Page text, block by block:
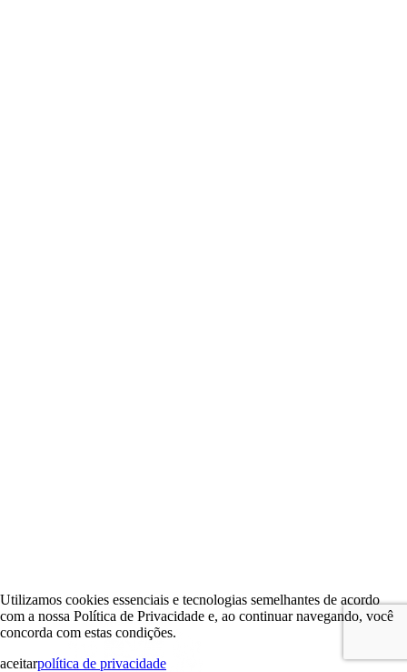
Utilizamos cookies essenciais e tecnologias semelhantes de acordo
com a nossa Política de Privacidade e, ao continuar navegando, você
concorda com estas condições.
aceitarpolítica de privacidade